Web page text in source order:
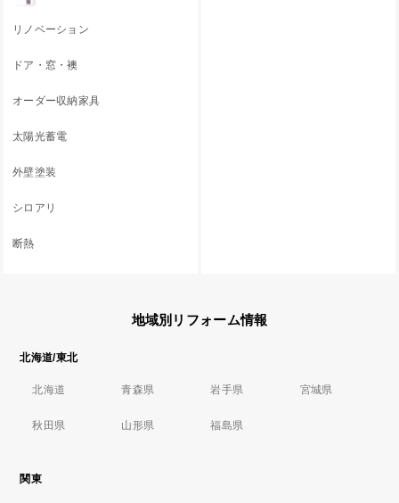
リノベーション
ドア・窓・襖
オーダー収納家具
太陽光蓄電
外壁塗装
シロアリ
断熱
地域別リフォーム情報
北海道/東北
北海道 青森県 岩手県 宮城県
秋田県 山形県 福島県
関東